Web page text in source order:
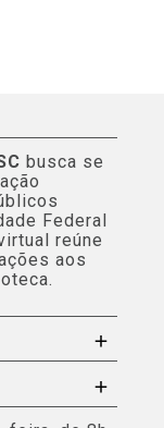
busca se
Federal
reúne
aos